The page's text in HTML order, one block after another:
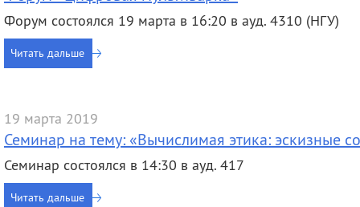
Форум состоялся 19 марта в 16:20 в ауд. 4310 (НГУ)
Читать дальше
19 марта 2019
Семинар на тему: «Вычислимая этика: эскизные
Семинар состоялся в 14:30 в ауд. 417
Читать дальше